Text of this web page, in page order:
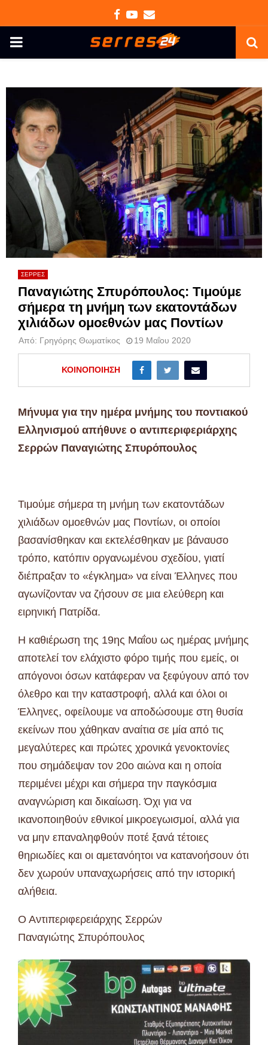
Facebook
Youtube
Email
PRIMARY
ΣΕΡΡΕΣ
Παναγιώτης Σπυρόπουλος: Τιμούμε
σήμερα τη μνήμη των εκατοντάδων
χιλιάδων ομοεθνών μας Ποντίων
Από: Γρηγόρης Θωματίκος 19 Μαΐου 2020
ΚΟΙΝΟΠΟΊΗΣΗ
Μήνυμα για την ημέρα μνήμης του ποντιακού
Ελληνισμού απήθυνε ο αντιπεριφεριάρχης
Σερρών Παναγιώτης Σπυρόπουλος
Τιμούμε σήμερα τη μνήμη των εκατοντάδων
χιλιάδων ομοεθνών μας Ποντίων, οι οποίοι
βασανίσθηκαν και εκτελέσθηκαν με βάναυσο
τρόπο, κατόπιν οργανωμένου σχεδίου, γιατί
διέπραξαν το «έγκλημα» να είναι Έλληνες που
αγωνίζονταν να ζήσουν σε μια ελεύθερη και
ειρηνική Πατρίδα.
Η καθιέρωση της 19ης Μαΐου ως ημέρας μνήμης
αποτελεί τον ελάχιστο φόρο τιμής που εμείς, οι
απόγονοι όσων κατάφεραν να ξεφύγουν από τον
όλεθρο και την καταστροφή, αλλά και όλοι οι
Έλληνες, οφείλουμε να αποδώσουμε στη θυσία
εκείνων που χάθηκαν αναίτια σε μία από τις
μεγαλύτερες και πρώτες χρονικά γενοκτονίες
που σημάδεψαν τον 20ο αιώνα και η οποία
περιμένει μέχρι και σήμερα την παγκόσμια
αναγνώριση και δικαίωση. Όχι για να
ικανοποιηθούν εθνικοί μικροεγωισμοί, αλλά για
να μην επαναληφθούν ποτέ ξανά τέτοιες
θηριωδίες και οι αμετανόητοι να κατανοήσουν ότι
δεν χωρούν υπαναχωρήσεις από την ιστορική
αλήθεια.
Ο Αντιπεριφερειάρχης Σερρών
Παναγιώτης Σπυρόπουλος